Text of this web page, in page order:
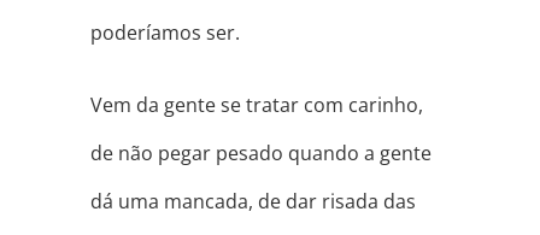
poderíamos ser.
Vem da gente se tratar com carinho,
de não pegar pesado quando a gente
dá uma mancada, de dar risada das